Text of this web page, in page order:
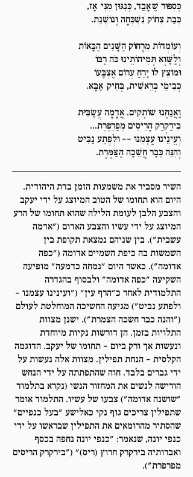
כְּסִפּוּר שֶׁאָבַד, כְּנִגּוּן מִנִּי אָז,
כְּבַת צְחוֹק נִשְׁכְּחָה וְנוֹשֶׁנֶת.
וְעוֹמְדוֹת מֵרָחוֹק הַשָּׁנִים הַבָּאוֹת
וְלַשָּׁוְא תְּמִיהוֹתֵינוּ כֹּה רַבּוֹ
וּמוֹצֵץ לוֹ יָרֵחַ עֵרוֹם אֶצְבָּעוֹ
כְּבִימֵי בְּרֵאשִׁית, בְּחֵיק אַבָּא.
וַאֲנַחְנוּ שׁוֹתְקִים. אֲדָמָה עֲשָׂבִּיּת
בִּירַקְרַק הָרִיסִים מְפַרְפֶּרֶת...
וְעֵינֵינוּ עַצְמֵנוּ -- וּלְפֶתַע נַבִּיט
וְהִנֵּה כְּבָר חֲשֵׁכָה הַצַּמֶּרֶת.
השיר מסביר את משמעות הזמן בדת היהודית.
היום הוא תחומו של הטוב המיוצג על ידי יעקב
והצבע הלבן לעומת הלילה שהוא תחומו של הרע
המיוצג על ידי עשיו והצבע האדום ("אדמה
עשבית"). בין שניהם נמצאת תקופת בין
השמשות בה כיפת השמיים אדומה ("כפה
אדומה"). כאשר היום "נמחה כדמעה" מופיעה
השקיעה "כפה אדומה" ולבסוף בהגדרה
התלמודית לאחר כ"הרף עין" ("ועינינו עצמנו –
ולפתע נביט") מגיעה החשיכה המוחלטת לעולם
("והנה כבר חשכה הצמרת"). ישנן מצוות
התלויות בזמן. הן דורשות נקיות מיוחדת
ונעשות אך ורק ביום – תחומו של יעקב. הדוגמה
הקלסית – הנחת תפילין. מצוות אלה נעשות על
ידי גברים בלבד. חוה שהתפתתה על ידי הנחש
הורישה לנשים את המחזור הנשי (נקרא בתלמוד
"שושנה אדומה") צבעו של עשיו. התלמוד אומר
שתפילין צריכים גוף נקי כאלישע "בעל כנפיים"
שהסתיר מהרומאים את התפילין שבראשו על ידי
כנפי יונה, שנאמר: "כנפי יונה נחפה בכסף
ואברותיה בירקרק חרוץ (ריס)" ("בירקרק הריסים
מפרפרת").